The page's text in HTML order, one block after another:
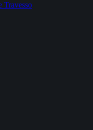
Travesso